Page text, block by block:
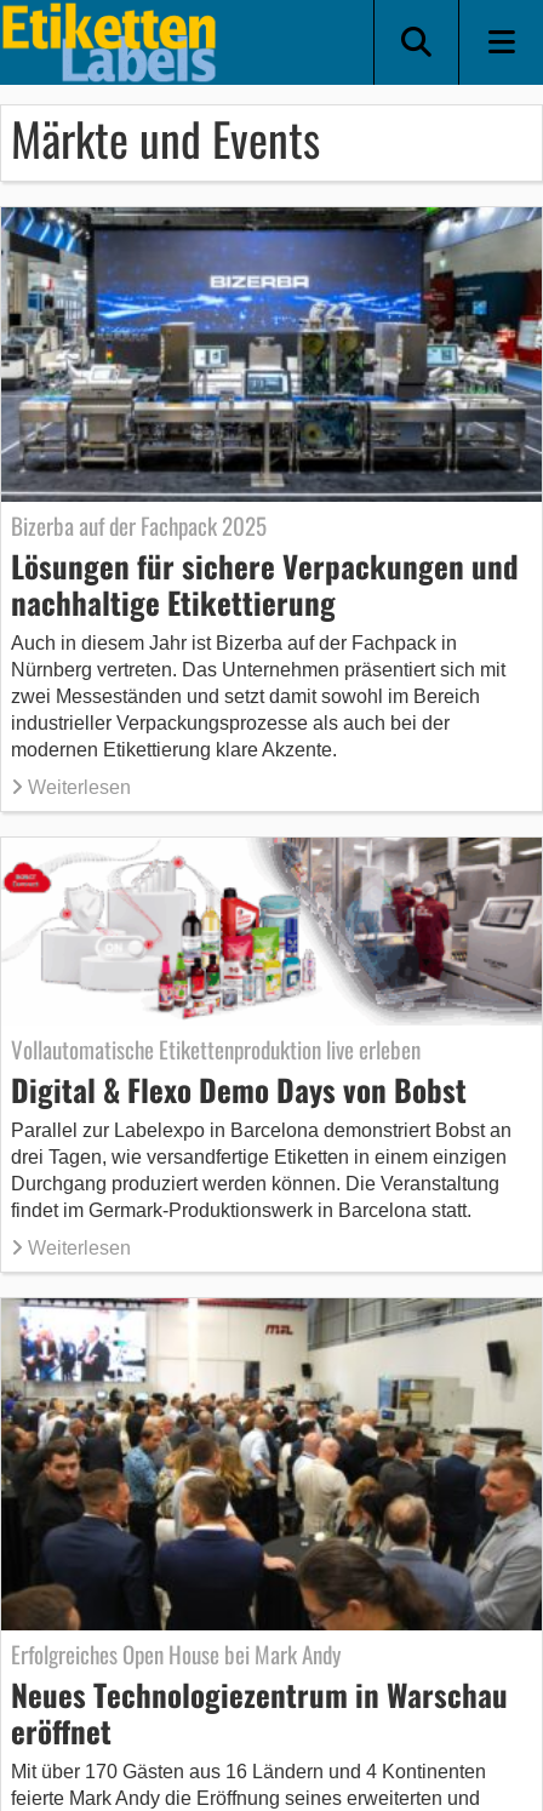
Märkte und Events
Bizerba auf der Fachpack 2025
Lösungen für sichere Verpackungen und
nachhaltige Etikettierung
Auch in diesem Jahr ist Bizerba auf der Fachpack in
Nürnberg vertreten. Das Unternehmen präsentiert sich mit
zwei Messeständen und setzt damit sowohl im Bereich
industrieller Verpackungsprozesse als auch bei der
modernen Etikettierung klare Akzente.
Weiterlesen
Vollautomatische Etikettenproduktion live erleben
Digital & Flexo Demo Days von Bobst
Parallel zur Labelexpo in Barcelona demonstriert Bobst an
drei Tagen, wie versandfertige Etiketten in einem einzigen
Durchgang produziert werden können. Die Veranstaltung
findet im Germark-Produktionswerk in Barcelona statt.
Weiterlesen
Erfolgreiches Open House bei Mark Andy
Neues Technologiezentrum in Warschau
eröffnet
Mit über 170 Gästen aus 16 Ländern und 4 Kontinenten
feierte Mark Andy die Eröffnung seines erweiterten und